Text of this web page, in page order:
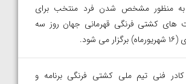
منظور مشخص شدن فرد منتخب برای
های کشتی فرنگی قهرمانی جهان روز سه
شود.
فنی تیم ملی کشتی فرنگی برنامه و